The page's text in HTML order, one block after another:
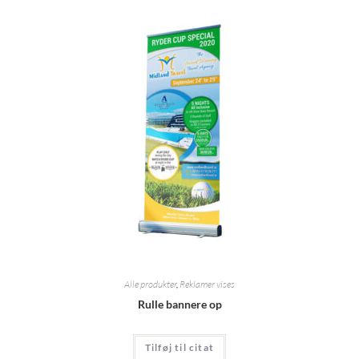
Alle produkter, Reklamer vises
Rulle bannere op
Tilføj til citat